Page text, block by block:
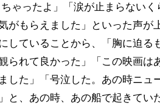
ゃったよ」「涙が止まらない
がもらえました」といった声が
していることから、「胸に迫る
られて良かった」「この映画は
した」「号泣した。あの時ニュ
と、あの時、あの船で起きてい